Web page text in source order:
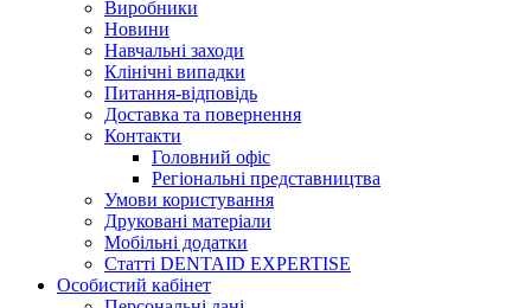
Виробники
Новини
Навчальні заходи
Клінічні випадки
Питання-відповідь
Доставка та повернення
Контакти
Головний офіс
Регіональні представництва
Умови користування
Друковані матеріали
Мобільні додатки
Статті DENTAID EXPERTISE
Особистий кабінет